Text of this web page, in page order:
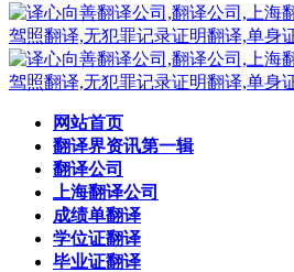
网站首页
翻译界资讯第一辑
翻译公司
上海翻译公司
成绩单翻译
学位证翻译
毕业证翻译